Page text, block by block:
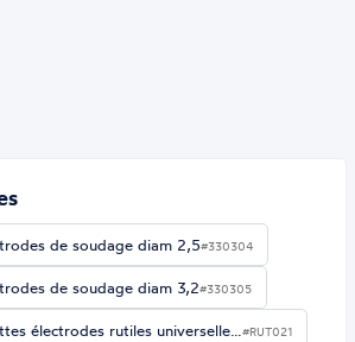
de soudage diam 2,5#330304
de soudage diam 3,2#330305
électrodes rutiles universelle…#RUT021